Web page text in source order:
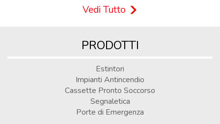
Vedi Tutto
PRODOTTI
Estintori
Impianti Antincendio
Cassette Pronto Soccorso
Segnaletica
Porte di Emergenza